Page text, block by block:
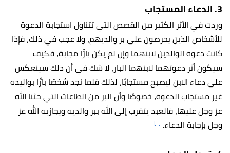
3. الدعاء المستجاب
وردت في الأثر الكثير من القصص التي تتناول استجابة الدعوة
للأشخاص الذين يحرصون على بر والديهم، ولا عجب في ذلك، فإذا
كانت دعوة الوالدين لابنهما وإن لم يكن بارًّا مجابة، فكيف
سيكون أثر دعوتهما لابنهما البار، لا شك في أن ذلك سينعكس
على دعاء الابن ليصبح مستجابًا، لذلك قلما نجد شخصًا بارًّا بواليده
غير مستجاب الدعوة، خصوصًا وأن البر من الطاعات التي حثنا الله
عز وجل عليها، فالعبد يتقرب إلى الله ببر والديه ويجازيه الله عز
وجل بإجابة الدعاء. [٦]